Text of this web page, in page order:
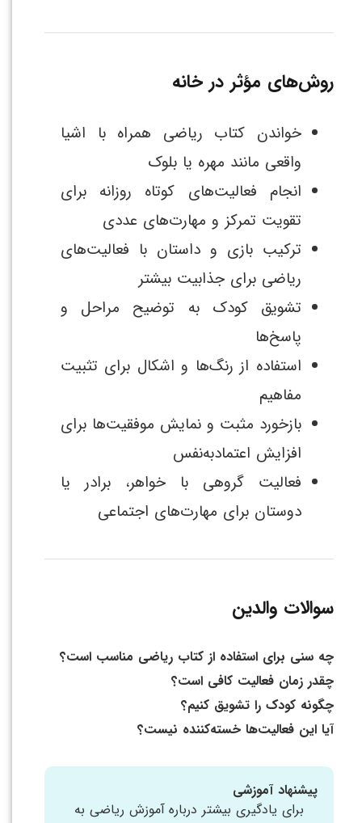
روش‌های مؤثر در خانه
خواندن کتاب ریاضی همراه با اشیا
واقعی مانند مهره یا بلوک
انجام فعالیت‌های کوتاه روزانه برای
تقویت تمرکز و مهارت‌های عددی
ترکیب بازی و داستان با فعالیت‌های
ریاضی برای جذابیت بیشتر
تشویق کودک به توضیح مراحل و
پاسخ‌ها
استفاده از رنگ‌ها و اشکال برای تثبیت
مفاهیم
بازخورد مثبت و نمایش موفقیت‌ها برای
افزایش اعتمادبه‌نفس
فعالیت گروهی با خواهر، برادر یا
دوستان برای مهارت‌های اجتماعی
سوالات والدین
چه سنی برای استفاده از کتاب ریاضی مناسب است؟
چقدر زمان فعالیت کافی است؟
چگونه کودک را تشویق کنیم؟
آیا این فعالیت‌ها خسته‌کننده نیست؟
پیشنهاد آموزشی
برای یادگیری بیشتر درباره آموزش ریاضی به